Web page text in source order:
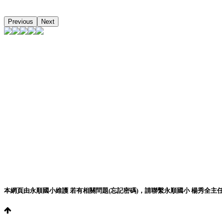
Previous Next
本網頁由永順國小維護 若有相關問題(忘記密碼)，請聯繫永順國小 楊秀全主